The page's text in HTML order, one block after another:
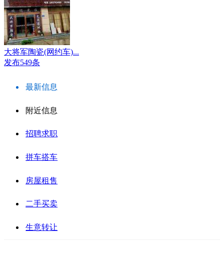
大将军陶瓷(网约车)...
发布549条
最新信息
附近信息
招聘求职
拼车搭车
房屋租售
二手买卖
生意转让